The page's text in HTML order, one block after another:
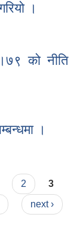
।
६ लाख ६३ हजार को
को नीति
।
2
3
next ›